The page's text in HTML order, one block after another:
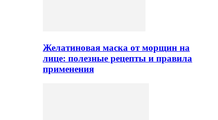
Желатиновая маска от морщин на
лице: полезные рецепты и правила
применения